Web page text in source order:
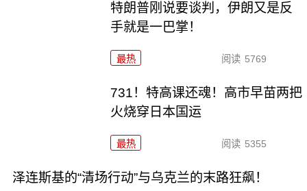
特朗普刚说要谈判，伊朗又是反
手就是一巴掌！
最热 阅读 5769
731！特高课还魂！高市早苗两把
火烧穿日本国运
最热 阅读 5355
泽连斯基的“清场行动”与乌克兰的末路狂飙！